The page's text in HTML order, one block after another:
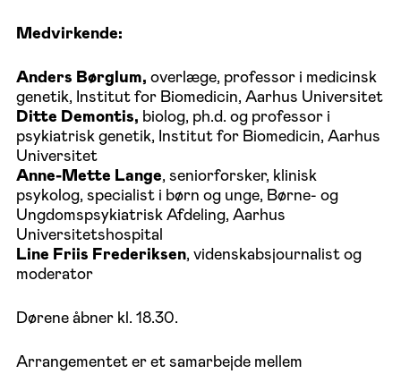
Medvirkende:
Anders Børglum, overlæge, professor i medicinsk
genetik, Institut for Biomedicin, Aarhus Universitet
Ditte Demontis, biolog, ph.d. og professor i
psykiatrisk genetik, Institut for Biomedicin, Aarhus
Universitet
Anne-Mette Lange, seniorforsker, klinisk
psykolog, specialist i børn og unge, Børne- og
Ungdomspsykiatrisk Afdeling, Aarhus
Universitetshospital
Line Friis Frederiksen, videnskabsjournalist og
moderator
Dørene åbner kl. 18.30.
Arrangementet er et samarbejde mellem